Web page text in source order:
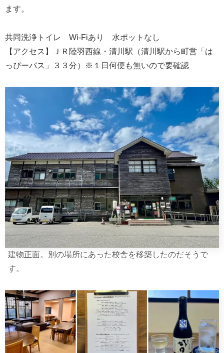
ます。
共同洗浄トイレ Wi-Fiあり 水ポットなし
【アクセス】ＪＲ陸羽西線・清川駅（清川駅から町営「は
っぴーバス」３３分）※１日何便も無いので要確認
建物正面。別の場所にあった校舎を移築したのだそうで
す。